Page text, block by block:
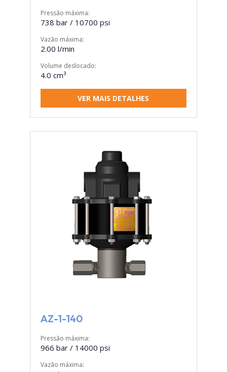
Pressão máxima:
738 bar / 10700 psi
Vazão máxima:
2.00 l/min
Volume deslocado:
4.0 cm³
VER MAIS DETALHES
AZ-1-140
Pressão máxima:
966 bar / 14000 psi
Vazão máxima: